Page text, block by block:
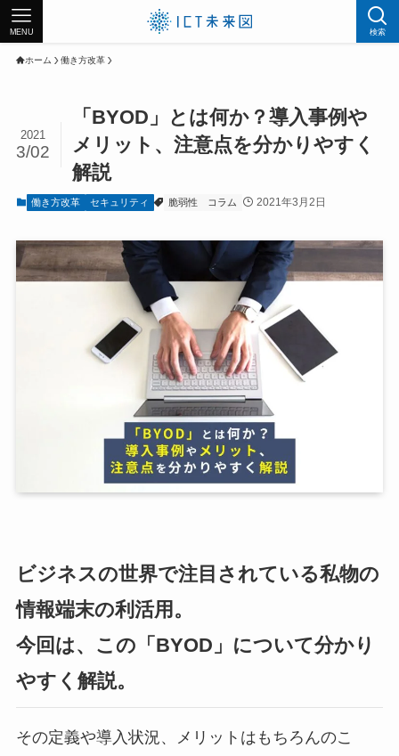
検索
MENU
ホーム 働き方改革
「BYOD」とは何か？導入事例や
メリット、注意点を分かりやすく
解説
2021
3/02
働き方改革 セキュリティ 脆弱性 コラム 2021年3月2日
ビジネスの世界で注目されている私物の
情報端末の利活用。
今回は、この「BYOD」について分かり
やすく解説。
その定義や導入状況、メリットはもちろんのこ